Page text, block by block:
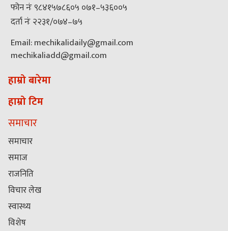
फोन नंः ९८४१५७८६०५ ०७१–५३६००५
दर्ता नंः २२३१/०७४–७५
Email: mechikalidaily@gmail.com
mechikaliadd@gmail.com
हाम्रो बारेमा
हाम्रो टिम
समाचार
समाचार
समाज
राजनिति
विचार लेख
स्वास्थ्य
विशेष